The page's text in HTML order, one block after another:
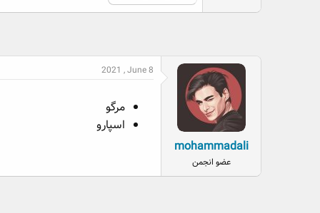
mohammadali
عضو انجمن
2021 , June 8
مرگو
اسپارو